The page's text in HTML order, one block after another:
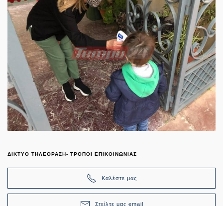
ΔΙΚΤΥΟ ΤΗΛΕΟΡΑΣΗ- ΤΡΟΠΟΙ ΕΠΙΚΟΙΝΩΝΙΑΣ
Καλέστε μας
Στείλτε μας email